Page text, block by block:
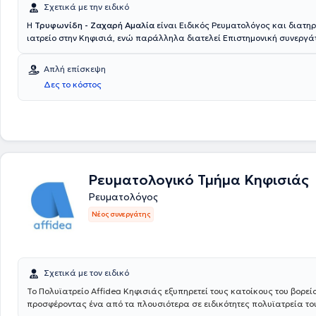
Σχετικά με την ειδικό
Η Τρυφωνίδη - Ζαχαρή Αμαλία είναι Ειδικός Ρευματολόγος και
ιατρείο στην Κηφισιά, ενώ παράλληλα διατελεί Επιστημονική
Σχολής του Αριστοτελείου Πανεπιστημίου Θεσσαλονίκης. Έχει εμπειρία
ενδαρθρικές εγχύσεις υπό υπερηχογραφικό έλεγχο (υαλουρονικού -
κολαγόνου) και είναι εξειδικευμένη στις παρασπονδυλικές εγχύσεις
της σπονδυλικής στήλης (οσφυαλγία - ισχιαλγία - θωρακαλγία -
αρθρίτιδα, αγκυλοποιητική σπονδυλαρθρίτιδα κ.α και να παρέχει
θεραπεία. Τέλος, η ιατρός είναι μέλος του Ιατρικού Συλλόγου Αθηνών.
Απλή επίσκεψη
Δες το κόστος
Ρευματολογικό Τμήμα Κηφισιάς
Ρευματολόγος
Νέος συνεργάτης
Σχετικά με τον ειδικό
Το Πολυϊατρείο Affidea Κηφισιάς εξυπηρετεί τους κατοίκους του
προσφέροντας ένα από τα πλουσιότερα σε ειδικότητες πολυϊατρεία